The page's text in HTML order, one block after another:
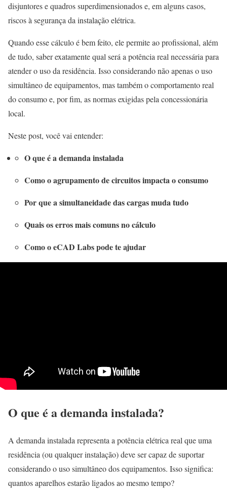
disjuntores e quadros superdimensionados e, em alguns casos,
riscos à segurança da instalação elétrica.
Quando esse cálculo é bem feito, ele permite ao profissional, além
de tudo, saber exatamente qual será a potência real necessária para
atender o uso da residência. Isso considerando não apenas o uso
simultâneo de equipamentos, mas também o comportamento real
do consumo e, por fim, as normas exigidas pela concessionária
local.
Neste post, você vai entender:
O que é a demanda instalada
Como o agrupamento de circuitos impacta o consumo
Por que a simultaneidade das cargas muda tudo
Quais os erros mais comuns no cálculo
Como o eCAD Labs pode te ajudar
O que é a demanda instalada?
A demanda instalada representa a potência elétrica real que uma
residência (ou qualquer instalação) deve ser capaz de suportar
considerando o uso simultâneo dos equipamentos. Isso significa:
quantos aparelhos estarão ligados ao mesmo tempo?